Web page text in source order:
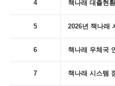
4 책나래 대출현
5 2026년 책나래
6 책나래 우체국
7 책나래 시스템